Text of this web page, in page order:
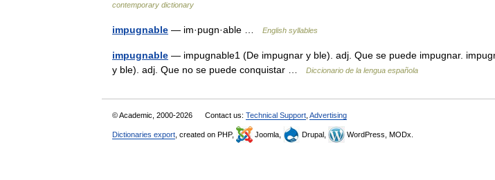
contemporary dictionary
impugnable — im·pugn·able … English syllables
impugnable — impugnable1 (De impugnar y ble). adj. Que se puede impugnar.
y ble). adj. Que no se puede conquistar …
Diccionario de la lengua española
© Academic, 2000-2026 Contact us: Technical Support Advertising
Dictionaries export , created on PHP, Joomla, Drupal, WordPress, MODx.